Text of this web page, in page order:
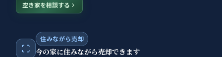
空き家を相談する
住みながら売却
今の家に住みながら売却できます